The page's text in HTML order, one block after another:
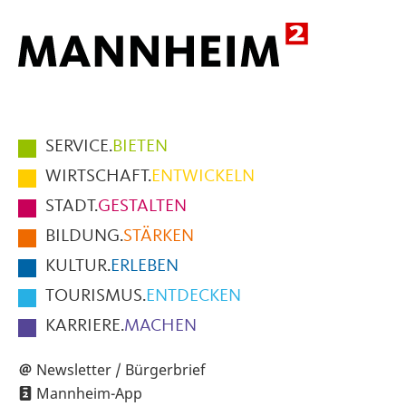
Hauptmenüpunkte
im
Fußbereich
der
Seite
SERVICE.BIETEN
WIRTSCHAFT.ENTWICKELN
STADT.GESTALTEN
BILDUNG.STÄRKEN
KULTUR.ERLEBEN
TOURISMUS.ENTDECKEN
KARRIERE.MACHEN
Newsletter / Bürgerbrief
Mannheim-App